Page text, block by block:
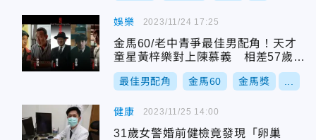
娛樂
金馬60/老中青爭最佳男配角！天才
童星黃梓樂對上陳慕義 相差57歲的
較量
最佳男配角 金馬60 金馬獎
2023/11/24 17:25
健康
31歲女警婚前健檢竟發現「卵巢
2023/11/25 14:00